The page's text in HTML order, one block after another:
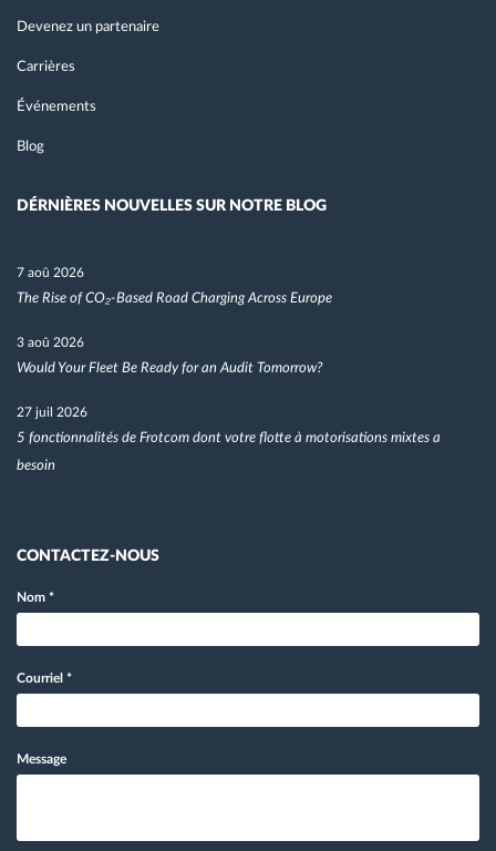
Devenez un partenaire
Carrières
Événements
Blog
DÉRNIÈRES NOUVELLES SUR NOTRE BLOG
7 aoû 2026
The Rise of CO₂-Based Road Charging Across Europe
3 aoû 2026
Would Your Fleet Be Ready for an Audit Tomorrow?
27 juil 2026
5 fonctionnalités de Frotcom dont votre flotte à motorisations mixtes a
besoin
CONTACTEZ-NOUS
Nom *
Courriel *
Message